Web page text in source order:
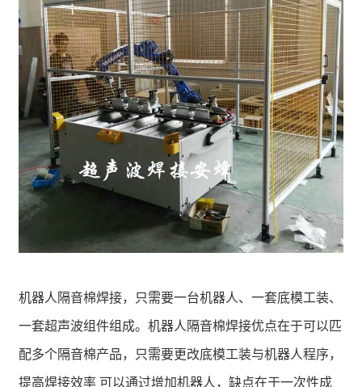
机器人隔音棉焊接，只需要一台机器人、一套底模工装、
一套超声波组件组成。机器人隔音棉焊接优点在于可以匹
配多个隔音棉产品，只需要更改底模工装与机器人程序，
提高焊接效率 可以通过增加机器人，缺点在于一次性成